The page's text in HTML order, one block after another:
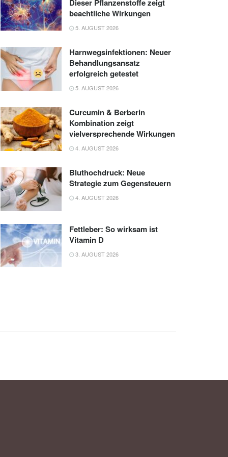
Dieser Pflanzenstoffe zeigt
beachtliche Wirkungen
5. AUGUST 2026
Harnwegsinfektionen: Neuer
Behandlungsansatz
erfolgreich getestet
5. AUGUST 2026
Curcumin & Berberin
Kombination zeigt
vielversprechende Wirkungen
4. AUGUST 2026
Bluthochdruck: Neue
Strategie zum Gegensteuern
4. AUGUST 2026
Fettleber: So wirksam ist
Vitamin D
3. AUGUST 2026